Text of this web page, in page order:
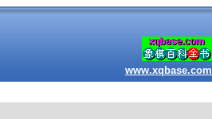
www.xqbase.com